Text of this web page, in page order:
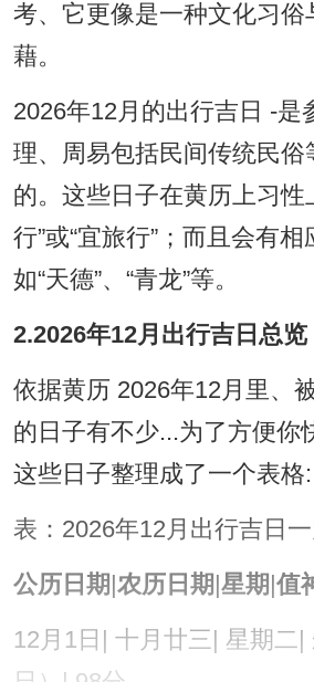
考、它更像是一种文化习俗
藉。
2026年12月的出行吉日 -是
理、周易包括民间传统民俗
的。这些日子在黄历上习性
行”或“宜旅行”；而且会有相
如“天德”、“青龙”等。
2.2026年12月出行吉日总览
依据黄历 2026年12月里、
的日子有不少...为了方便你
这些日子整理成了一个表格:
表：2026年12月出行吉日
公历日期 农历日期 星期 值
12月1日| 十月廿三| 星期二|